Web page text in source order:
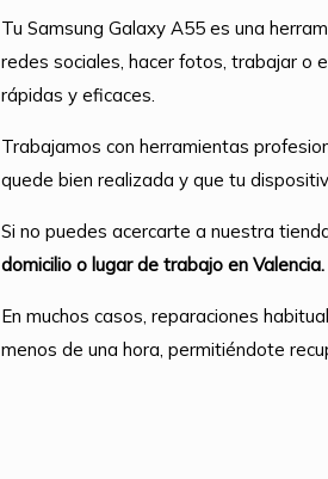
Tu Samsung Galaxy A55 es una
redes sociales, hacer fotos, trabajar o
rápidas y eficaces.
Trabajamos con herramientas
quede bien realizada y que tu
Si no puedes acercarte a nuestra
domicilio o lugar de trabajo en Valencia.
En muchos casos, reparaciones
menos de una hora, permitiéndote